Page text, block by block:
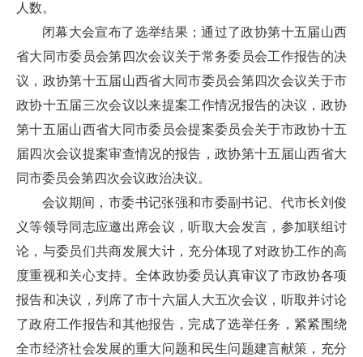
人数。
闭幕大会宣布了选举结果；通过了政协第十五届山西
省大同市委员会第四次会议关于常务委员会工作报告的决
议，政协第十五届山西省大同市委员会第四次会议关于市
政协十五届三次会议以来提案工作情况报告的决议，政协
第十五届山西省大同市委员会提案委员会关于市政协十五
届四次会议提案审查情况的报告，政协第十五届山西省大
同市委员会第四次会议政治决议。
会议期间，市委书记张强和市委副书记、代市长刘俊
义等领导同志应邀出席会议，听取大会发言，参加联组讨
论，与委员们共商发展大计，充分体现了对政协工作的高
度重视和关心支持。全体政协委员认真审议了市政协各项
报告和决议，列席了市十六届人大五次会议，听取并讨论
了政府工作报告和其他报告，完成了选举任务，紧紧围绕
全市经济社会发展的重大问题和民生问题建言献策，充分